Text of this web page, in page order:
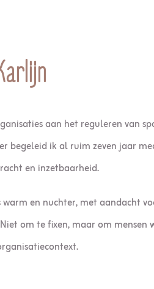
aan het reguleren van
begeleid ik al ruim zeven jaar
en inzetbaarheid.
en nuchter, met aandacht
om te fixen, maar om mensen